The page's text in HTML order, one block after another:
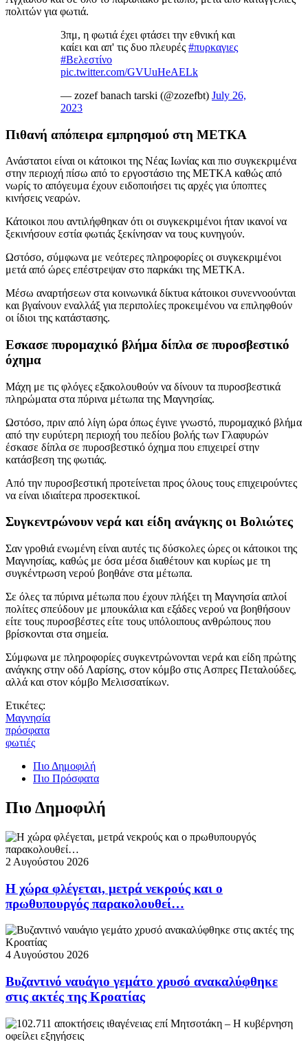
πολιτών για φωτιά.
3πμ, η φωτιά έχει φτάσει την εθνική και
καίει και απ' τις δυο πλευρές #πυρκαγιες
#Βελεστίνο
pic.twitter.com/GVUuHeAELk
— zozef banach tarski (@zozefbt) July 26,
2023
Πιθανή απόπειρα εμπρησμού στη ΜΕΤΚΑ
Ανάστατοι είναι οι κάτοικοι της Νέας Ιωνίας και πιο συγκεκριμένα
στην περιοχή πίσω από το εργοστάσιο της ΜΕΤΚΑ καθώς από
νωρίς το απόγευμα έχουν ειδοποιήσει τις αρχές για ύποπτες
κινήσεις νεαρών.
Κάτοικοι που αντιλήφθηκαν ότι οι συγκεκριμένοι ήταν ικανοί να
ξεκινήσουν εστία φωτιάς ξεκίνησαν να τους κυνηγούν.
Ωστόσο, σύμφωνα με νεότερες πληροφορίες οι συγκεκριμένοι
μετά από ώρες επέστρεψαν στο παρκάκι της ΜΕΤΚΑ.
Μέσω αναρτήσεων στα κοινωνικά δίκτυα κάτοικοι συνεννοούνται
και βγαίνουν εναλλάξ για περιπολίες προκειμένου να επιληφθούν
οι ίδιοι της κατάστασης.
Εσκασε πυρομαχικό βλήμα δίπλα σε πυροσβεστικό
όχημα
Μάχη με τις φλόγες εξακολουθούν να δίνουν τα πυροσβεστικά
πληρώματα στα πύρινα μέτωπα της Μαγνησίας.
Ωστόσο, πριν από λίγη ώρα όπως έγινε γνωστό, πυρομαχικό βλήμα
από την ευρύτερη περιοχή του πεδίου βολής των Γλαφυρών
έσκασε δίπλα σε πυροσβεστικό όχημα που επιχειρεί στην
κατάσβεση της φωτιάς.
Από την πυροσβεστική προτείνεται προς όλους τους επιχειρούντες
να είναι ιδιαίτερα προσεκτικοί.
Συγκεντρώνουν νερά και είδη ανάγκης οι Βολιώτες
Σαν γροθιά ενωμένη είναι αυτές τις δύσκολες ώρες οι κάτοικοι της
Μαγνησίας, καθώς με όσα μέσα διαθέτουν και κυρίως με τη
συγκέντρωση νερού βοηθάνε στα μέτωπα.
Σε όλες τα πύρινα μέτωπα που έχουν πλήξει τη Μαγνησία απλοί
πολίτες σπεύδουν με μπουκάλια και εξάδες νερού να βοηθήσουν
είτε τους πυροσβέστες είτε τους υπόλοιπους ανθρώπους που
βρίσκονται στα σημεία.
Σύμφωνα με πληροφορίες συγκεντρώνονται νερά και είδη πρώτης
ανάγκης στην οδό Λαρίσης, στον κόμβο στις Ασπρες Πεταλούδες,
αλλά και στον κόμβο Μελισσατίκων.
Ετικέτες:
Μαγνησία
πρόσφατα
φωτιές
Πιο Δημοφιλή
Πιο Πρόσφατα
Πιο Δημοφιλή
2 Αυγούστου 2026
Η χώρα φλέγεται, μετρά νεκρούς και ο
πρωθυπουργός παρακολουθεί…
4 Αυγούστου 2026
Βυζαντινό ναυάγιο γεμάτο χρυσό ανακαλύφθηκε
στις ακτές της Κροατίας